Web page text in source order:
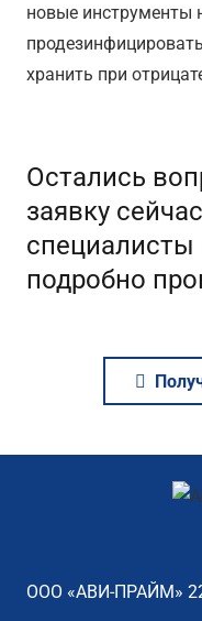
новые инструменты
хранить при
Остались
заявку
специалисты
подробно
ООО «АВИ-ПРАЙМ»